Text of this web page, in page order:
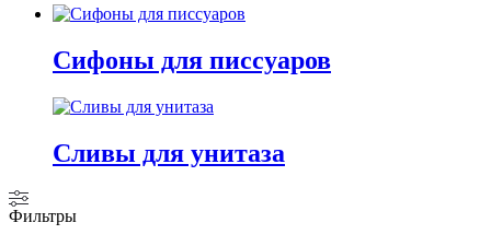
Сифоны для писсуаров
Сливы для унитаза
Фильтры